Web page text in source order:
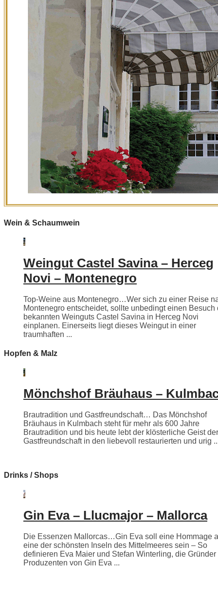
Wein & Schaumwein
Weingut Castel Savina – Herceg
Novi – Montenegro
Top-Weine aus Montenegro…Wer sich zu einer Reise
Montenegro entscheidet, sollte unbedingt einen Besuch
bekannten Weinguts Castel Savina in Herceg Novi
einplanen. Einerseits liegt dieses Weingut in einer
traumhaften ...
Hopfen & Malz
Mönchshof Bräuhaus –
Brautradition und Gastfreundschaft… Das Mönchshof
Bräuhaus in Kulmbach steht für mehr als 600 Jahre
Brautradition und bis heute lebt der klösterliche Geist der
Gastfreundschaft in den liebevoll restaurierten und urig
Drinks / Shops
Gin Eva – Llucmajor – Mallorca
Die Essenzen Mallorcas…Gin Eva soll eine Hommage
eine der schönsten Inseln des Mittelmeeres sein – So
definieren Eva Maier und Stefan Winterling, die Gründer
Produzenten von Gin Eva ...